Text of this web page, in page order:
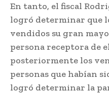
En tanto, el fiscal
logró determinar que
vendidos su gran
persona receptora de
posteriormente los
personas que habían
logró determinar la